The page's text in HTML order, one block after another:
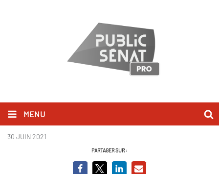
MENU
Navalny.jpg
30 JUIN 2021
PARTAGER SUR :